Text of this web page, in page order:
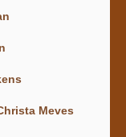
Meves